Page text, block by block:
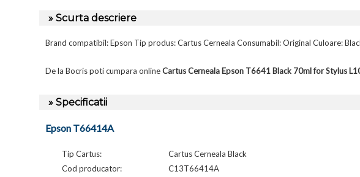
» Scurta descriere
Brand compatibil: Epson Tip produs: Cartus Cerneala Consumabil: Original Culoare:
De la Bocris poti cumpara onlineCartus Cerneala Epson T6641 Black 70ml for Stylus
» Specificatii
Epson T66414A
Tip Cartus:
Cartus Cerneala Black
Cod producator:
C13T66414A